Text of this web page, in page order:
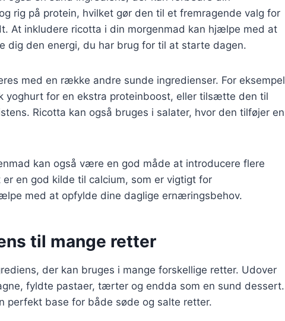
rig på protein, hvilket gør den til et fremragende valg for
At inkludere ricotta i din morgenmad kan hjælpe med at
den energi, du har brug for til at starte dagen.
med en række andre sunde ingredienser. For eksempel
yoghurt for en ekstra proteinboost, eller tilsætte den til
Ricotta kan også bruges i salater, hvor den tilføjer en
kan også være en god måde at introducere flere
en god kilde til calcium, som er vigtigt for
med at opfylde dine daglige ernæringsbehov.
til mange retter
der kan bruges i mange forskellige retter. Udover
fyldte pastaer, tærter og endda som en sund dessert.
perfekt base for både søde og salte retter.